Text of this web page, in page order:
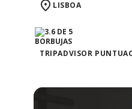
LISBOA
TRIPADVISOR